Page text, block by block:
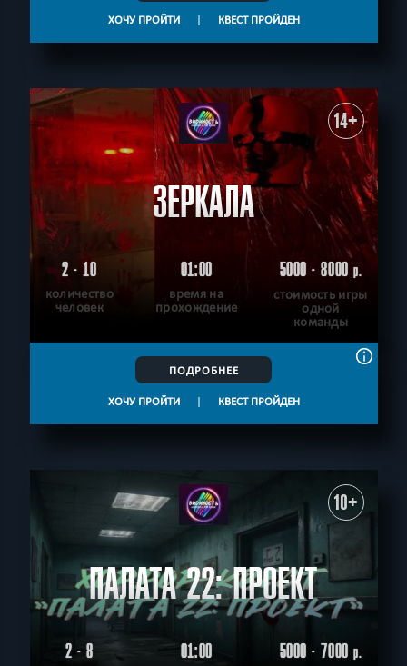
ХОЧУ ПРОЙТИ | КВЕСТ ПРОЙДЕН
14+
ЗЕРКАЛА
2 - 10
количество
человек
01:00
время на
прохождение
5000 - 8000р.
стоимость игры
одной
команды
ПОДРОБНЕЕ
ХОЧУ ПРОЙТИ | КВЕСТ ПРОЙДЕН
10+
ПАЛАТА 22: ПРОЕКТ
2 - 8 01:00 5000 - 7000р.